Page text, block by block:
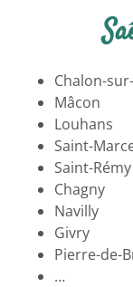
Chalon-
Mâcon
Louhans
Saint-
Saint-Rémy
Chagny
Navilly
Givry
Pierre-de-
…